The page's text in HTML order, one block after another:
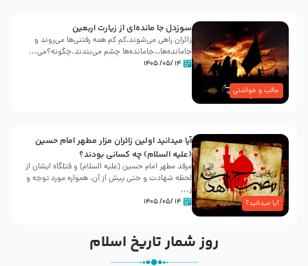
جالب و خواندنی
سوزدل جا مانده‌ای از زیارت اربعین
زائران راهی می‌شوند،کم‌ کم همه رفتنی‌ها می‌روند و
جامانده‌ها…جامانده‌ها چشم می‌بندند.چگونه؟می‌...
۱۴ /۰۵/ ۱۴۰۵
آیا میدانید؟
آیا میدانید اولین زائران مزار مطهر امام حسین
(علیه السلام) چه کسانی بودند؟
مرقد مطهر امام حسین (علیه السلام) و قتلگاه ایشان از
لحظه شهادت و حتی پیش از آن، همواره مورد توجه و
ز...
۱۴ /۰۵/ ۱۴۰۵
روز شمار تاریخ اسلام